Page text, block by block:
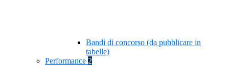
Bandi di concorso (da pubblicare in
tabelle)
Performance 2